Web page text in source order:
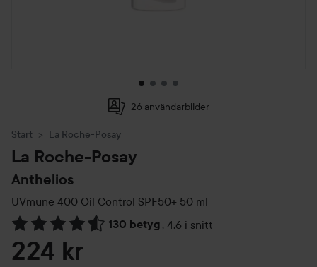
26 användarbilder
Start La Roche-Posay
La Roche-Posay
Anthelios
UVmune 400 Oil Control SPF50+ 50 ml
130 betyg , 4.6 i snitt
Hoppa till Betyg & kommentarer
224 kr